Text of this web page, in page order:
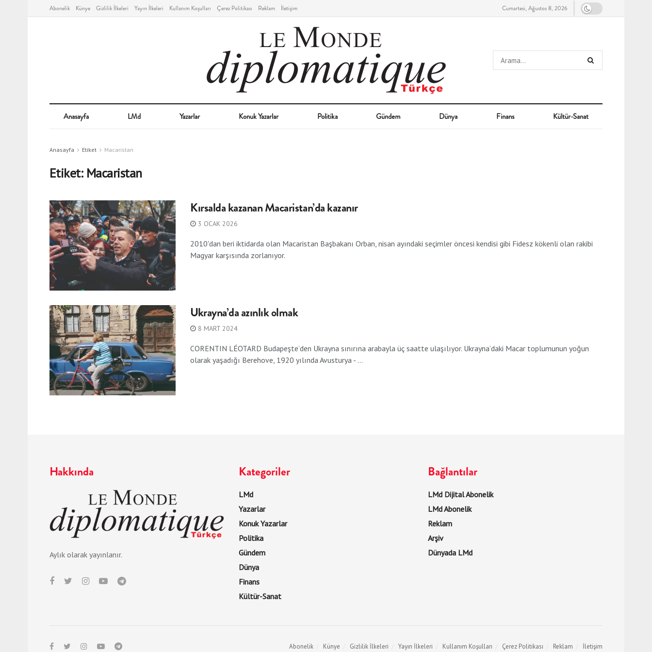
Abonelik Künye Gizlilik İlkeleri Yayın İlkeleri Kullanım Koşulları Çerez Politikası Reklam İletişim Cumartesi, Ağustos 8, 2026
Anasayfa LMd Yazarlar Konuk Yazarlar Politika Gündem Dünya Finans Kültür-Sanat
Anasayfa Etiket Macaristan
Etiket: Macaristan
Kırsalda kazanan Macaristan’da kazanır
3 OCAK 2026
2010'dan beri iktidarda olan Macaristan Başbakanı Orban, nisan ayındaki seçimler öncesi kendisi gibi Fidesz kökenli olan rakibi
Magyar karşısında zorlanıyor.
Ukrayna’da azınlık olmak
8 MART 2024
CORENTIN LÉOTARD Budapeşte’den Ukrayna sınırına arabayla üç saatte ulaşılıyor. Ukrayna’daki Macar toplumunun yoğun
olarak yaşadığı Berehove, 1920 yılında Avusturya - ...
Hakkında
Aylık olarak yayınlanır.
Kategoriler
LMd
Yazarlar
Konuk Yazarlar
Politika
Gündem
Dünya
Finans
Kültür-Sanat
Bağlantılar
LMd Dijital Abonelik
LMd Abonelik
Reklam
Arşiv
Dünyada LMd
Abonelik Künye Gizlilik İlkeleri Yayın İlkeleri Kullanım Koşulları Çerez Politikası Reklam İletişim